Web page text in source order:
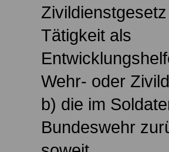
Tätigkeit als
Wehr- oder
b) die im
Bundeswehr